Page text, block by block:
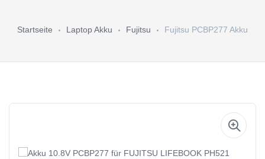
Startseite Laptop Akku Fujitsu Fujitsu PCBP277 Akku